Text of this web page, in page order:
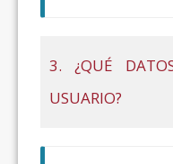
3. ¿QUÉ
USUARIO?